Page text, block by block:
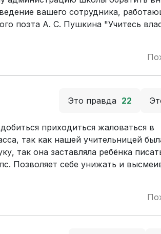
вашего сотрудника,
поэта А. С. Пушкина "Учитесь
Это правда 22
приходиться жаловаться в
так как нашей учительницей
так она заставляла ребёнка
Позволяет себе унижать и